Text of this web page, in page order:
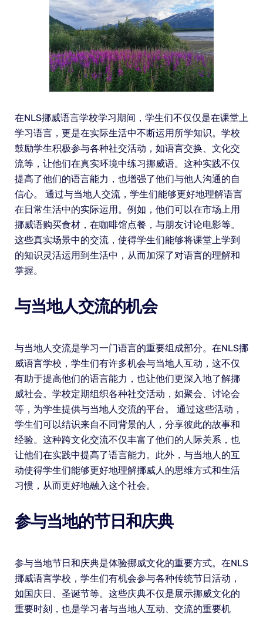
在NLS挪威语言学校学习期间，学生们不仅仅是在课堂上
学习语言，更是在实际生活中不断运用所学知识。学校
鼓励学生积极参与各种社交活动，如语言交换、文化交
流等，让他们在真实环境中练习挪威语。这种实践不仅
提高了他们的语言能力，也增强了他们与他人沟通的自
信心。 通过与当地人交流，学生们能够更好地理解语言
在日常生活中的实际运用。例如，他们可以在市场上用
挪威语购买食材，在咖啡馆点餐，与朋友讨论电影等。
这些真实场景中的交流，使得学生们能够将课堂上学到
的知识灵活运用到生活中，从而加深了对语言的理解和
掌握。
与当地人交流的机会
与当地人交流是学习一门语言的重要组成部分。在NLS挪
威语言学校，学生们有许多机会与当地人互动，这不仅
有助于提高他们的语言能力，也让他们更深入地了解挪
威社会。学校定期组织各种社交活动，如聚会、讨论会
等，为学生提供与当地人交流的平台。 通过这些活动，
学生们可以结识来自不同背景的人，分享彼此的故事和
经验。这种跨文化交流不仅丰富了他们的人际关系，也
让他们在实践中提高了语言能力。此外，与当地人的互
动使得学生们能够更好地理解挪威人的思维方式和生活
习惯，从而更好地融入这个社会。
参与当地的节日和庆典
参与当地节日和庆典是体验挪威文化的重要方式。在NLS
挪威语言学校，学生们有机会参与各种传统节日活动，
如国庆日、圣诞节等。这些庆典不仅是展示挪威文化的
重要时刻，也是学习者与当地人互动、交流的重要机